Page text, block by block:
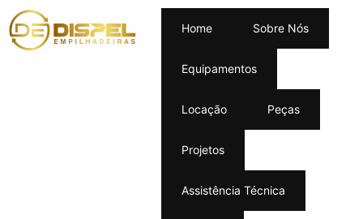
Home Sobre Nós
Equipamentos
Locação Peças
Projetos
Assistência Técnica